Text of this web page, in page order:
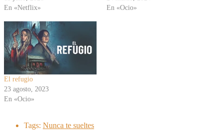
En «Netflix»
En «Ocio»
El refugio
23 agosto, 2023
En «Ocio»
Tags: Nunca te sueltes